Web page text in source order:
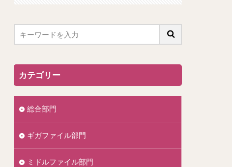
カテゴリー
総合部門
ギガファイル部門
ミドルファイル部門